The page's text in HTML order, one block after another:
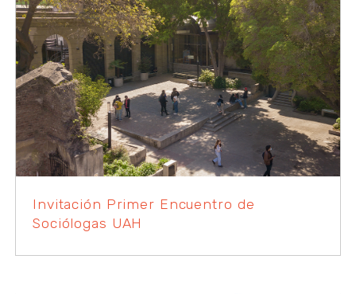
Invitación Primer Encuentro de
Sociólogas UAH